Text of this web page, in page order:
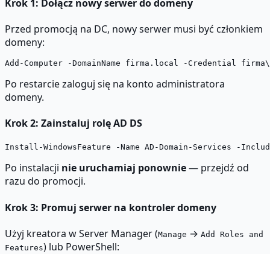
Krok 1: Dołącz nowy serwer do domeny
Przed promocją na DC, nowy serwer musi być członkiem
domeny:
Po restarcie zaloguj się na konto administratora
domeny.
Krok 2: Zainstaluj rolę AD DS
Po instalacji nie uruchamiaj ponownie— przejdź od
razu do promocji.
Krok 3: Promuj serwer na kontroler domeny
Użyj kreatora w Server Manager (Manage → Add Roles and
Features) lub PowerShell: